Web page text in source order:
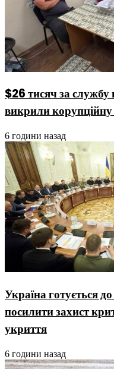
$26 тисяч за службу
викрили корупційну
6 години назад
Україна готується
посилити захист
укриття
6 години назад